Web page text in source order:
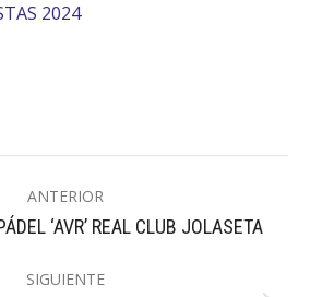
2024
ANTERIOR
Publicación
‘AVR’ REAL CLUB JOLASETA
SIGUIENTE